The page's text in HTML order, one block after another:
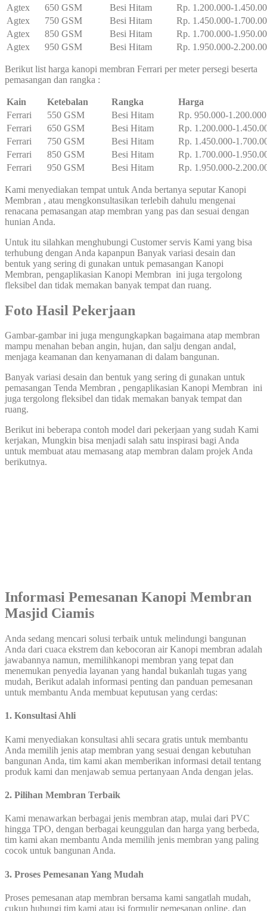
Agtex
650 GSM Besi Hitam
Rp. 1.200.000-
Agtex
750 GSM Besi Hitam
Rp. 1.450.000-
Agtex
850 GSM Besi Hitam
Rp. 1.700.000-
Agtex
950 GSM Besi Hitam Rp. 1.950.000-
Berikut list harga kanopi membran Ferrari per meter persegi beserta
pemasangan dan rangka :
Kain Ketebalan Rangka
Harga
Ferrari
550 GSM Besi Hitam
Rp. 950.000-1.200.000
Ferrari
650 GSM Besi Hitam
Rp. 1.200.000-
Ferrari
750 GSM Besi Hitam
Rp. 1.450.000-
Ferrari
850 GSM Besi Hitam
Rp. 1.700.000-
Ferrari
950 GSM Besi Hitam Rp. 1.950.000-
Kami menyediakan tempat untuk Anda bertanya seputar Kanopi
Membran , atau mengkonsultasikan terlebih dahulu mengenai
renacana pemasangan atap membran yang pas dan sesuai dengan
hunian Anda.
Untuk itu silahkan menghubungi Customer servis Kami yang bisa
terhubung dengan Anda kapanpun Banyak variasi desain dan
bentuk yang sering di gunakan untuk pemasangan Kanopi
Membran, pengaplikasian Kanopi Membran ini juga tergolong
fleksibel dan tidak memakan banyak tempat dan ruang.
Foto Hasil Pekerjaan
Gambar-gambar ini juga mengungkapkan bagaimana atap membran
mampu menahan beban angin, hujan, dan salju dengan andal,
menjaga keamanan dan kenyamanan di dalam bangunan.
Banyak variasi desain dan bentuk yang sering di gunakan untuk
pemasangan Tenda Membran , pengaplikasian Kanopi Membran ini
juga tergolong fleksibel dan tidak memakan banyak tempat dan
ruang.
Berikut ini beberapa contoh model dari pekerjaan yang sudah Kami
kerjakan, Mungkin bisa menjadi salah satu inspirasi bagi Anda
untuk membuat atau memasang atap membran dalam projek Anda
berikutnya.
Informasi Pemesanan Kanopi Membran
Masjid Ciamis
Anda sedang mencari solusi terbaik untuk melindungi bangunan
Anda dari cuaca ekstrem dan kebocoran air Kanopi membran adalah
jawabannya namun, memilihkanopi membran yang tepat dan
menemukan penyedia layanan yang handal bukanlah tugas yang
mudah, Berikut adalah informasi penting dan panduan pemesanan
untuk membantu Anda membuat keputusan yang cerdas:
1. Konsultasi Ahli
Kami menyediakan konsultasi ahli secara gratis untuk membantu
Anda memilih jenis atap membran yang sesuai dengan kebutuhan
bangunan Anda, tim kami akan memberikan informasi detail tentang
produk kami dan menjawab semua pertanyaan Anda dengan jelas.
2. Pilihan Membran Terbaik
Kami menawarkan berbagai jenis membran atap, mulai dari PVC
hingga TPO, dengan berbagai keunggulan dan harga yang berbeda,
tim kami akan membantu Anda memilih jenis membran yang paling
cocok untuk bangunan Anda.
3. Proses Pemesanan Yang Mudah
Proses pemesanan atap membran bersama kami sangatlah mudah,
cukup hubungi tim kami atau isi formulir pemesanan online, dan